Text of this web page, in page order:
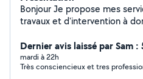
Bonjour Je propose mes services pour tout type de
travaux et d'intervention à
PRESTATION PROPOSÉE .Montage et démontage de
touts types de meubles
.Aide au déménagement:
Dernier avis laissé par Sam :
mardi à 22h
Très consciencieux et tres